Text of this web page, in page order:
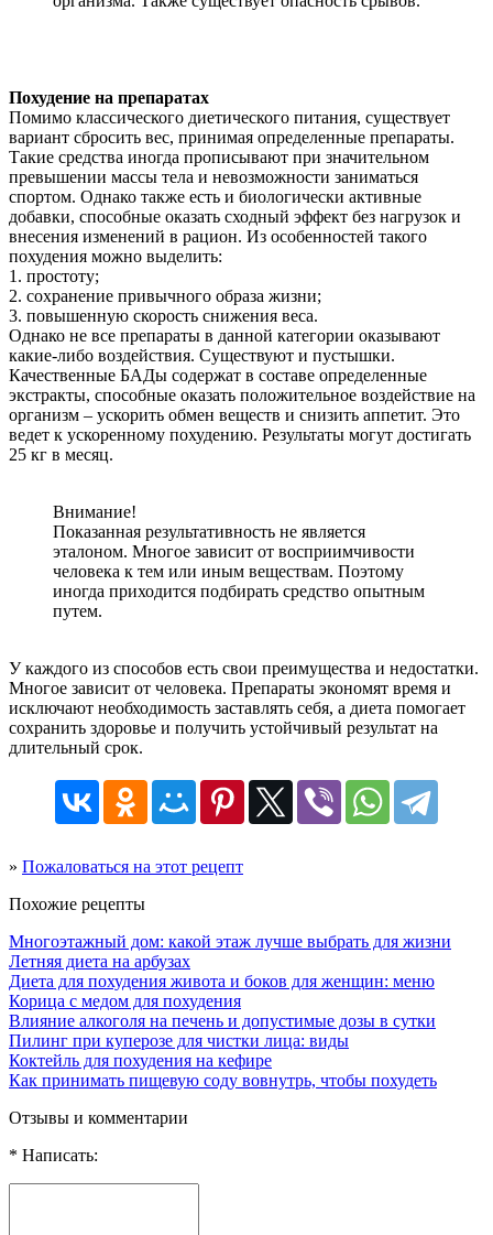
Похудение на препаратах
Помимо классического диетического питания, существует
вариант сбросить вес, принимая определенные препараты.
Такие средства иногда прописывают при значительном
превышении массы тела и невозможности заниматься
спортом. Однако также есть и биологически активные
добавки, способные оказать сходный эффект без нагрузок и
внесения изменений в рацион. Из особенностей такого
похудения можно выделить:
1. простоту;
2. сохранение привычного образа жизни;
3. повышенную скорость снижения веса.
Однако не все препараты в данной категории оказывают
какие-либо воздействия. Существуют и пустышки.
Качественные БАДы содержат в составе определенные
экстракты, способные оказать положительное воздействие на
организм – ускорить обмен веществ и снизить аппетит. Это
ведет к ускоренному похудению. Результаты могут достигать
25 кг в месяц.
Внимание!
Показанная результативность не является
эталоном. Многое зависит от восприимчивости
человека к тем или иным веществам. Поэтому
иногда приходится подбирать средство опытным
путем.
У каждого из способов есть свои преимущества и недостатки.
Многое зависит от человека. Препараты экономят время и
исключают необходимость заставлять себя, а диета помогает
сохранить здоровье и получить устойчивый результат на
длительный срок.
» Пожаловаться на этот рецепт
Похожие рецепты
Многоэтажный дом: какой этаж лучше выбрать для жизни
Летняя диета на арбузах
Диета для похудения живота и боков для женщин: меню
Корица с медом для похудения
Влияние алкоголя на печень и допустимые дозы в сутки
Пилинг при куперозе для чистки лица: виды
Коктейль для похудения на кефире
Как принимать пищевую соду вовнутрь, чтобы похудеть
Отзывы и комментарии
* Написать: